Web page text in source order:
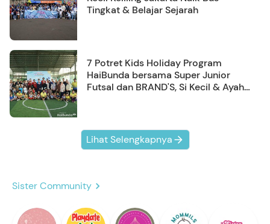
Tingkat & Belajar Sejarah
7 Potret Kids Holiday Program
HaiBunda bersama Super Junior
Futsal dan BRAND'S, Si Kecil & Ayah
Lihat Selengkapnya
Sister Community